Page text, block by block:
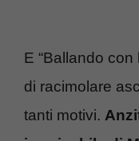
E “Ballando
di racimolare
tanti motivi.